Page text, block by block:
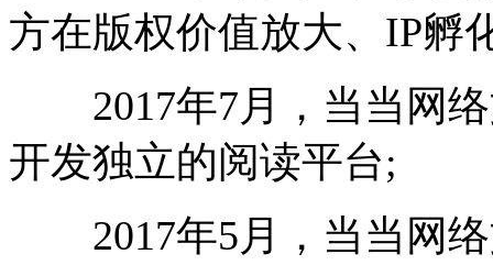
方在版权价值放大、IP孵
2017年7月，当当网络
开发独立的阅读平台;
2017年5月，当当网络